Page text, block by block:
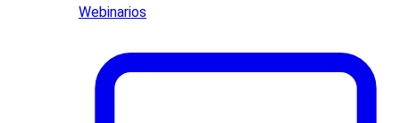
Webinarios